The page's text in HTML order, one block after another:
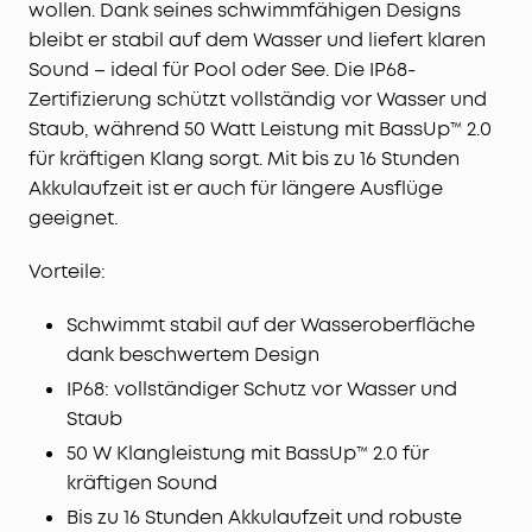
wollen. Dank seines schwimmfähigen Designs
bleibt er stabil auf dem Wasser und liefert klaren
Sound – ideal für Pool oder See. Die IP68-
Zertifizierung schützt vollständig vor Wasser und
Staub, während 50 Watt Leistung mit BassUp™ 2.0
für kräftigen Klang sorgt. Mit bis zu 16 Stunden
Akkulaufzeit ist er auch für längere Ausflüge
geeignet.
Vorteile:
Schwimmt stabil auf der Wasseroberfläche
dank beschwertem Design
IP68: vollständiger Schutz vor Wasser und
Staub
50 W Klangleistung mit BassUp™ 2.0 für
kräftigen Sound
Bis zu 16 Stunden Akkulaufzeit und robuste